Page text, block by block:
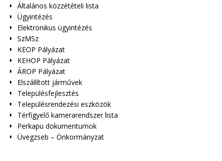
Általános közzétételi lista
Ügyintézés
Elektronikus ügyintézés
SzMSz
KEOP Pályázat
KEHOP Pályázat
ÁROP Pályázat
Elszállított járművek
Településfejlesztés
Településrendezési eszközök
Térfigyelő kamerarendszer lista
Perkapu dokumentumok
Üvegzseb – Önkormányzat